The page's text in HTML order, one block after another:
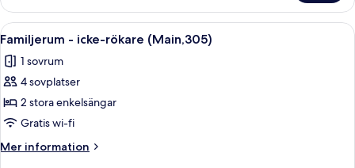
-
icke-
rökare
(Main,304)
Öppna
alla
foton
för
Familjerum
-
icke-
rökare
Ett litet hotellrum med en säng, ett
28
Familjerum - icke-rökare (Main,305)
1 sovrum
4 sovplatser
2 stora enkelsängar
Gratis wi-fi
Mer information
Mer